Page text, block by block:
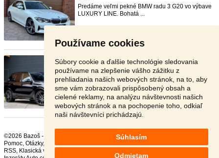
Používame cookies
Súbory cookie a ďalšie technológie sledovania
používame na zlepšenie vášho zážitku z
prehliadania našich webových stránok, na to, aby
sme vám zobrazovali prispôsobený obsah a
cielené reklamy, na analýzu návštevnosti našich
webových stránok a na pochopenie toho, odkiaľ
naši návštevníci prichádzajú.
Súhlasím
Odmietam
Predáme veľmi pekné BMW radu 3 G20 vo výbave
LUXURY LINE. Bohatá ...
Technické údaje r. v. : 04/22, 2993cm³, 210kW
(286PS), Generácia ...
Bratislava - 821 09
41 990 €
©2026 Bazoš -
Pomoc, Otázky, Hodnotenie
RSS,